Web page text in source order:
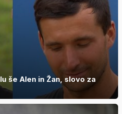
še Alen in Žan, slovo za